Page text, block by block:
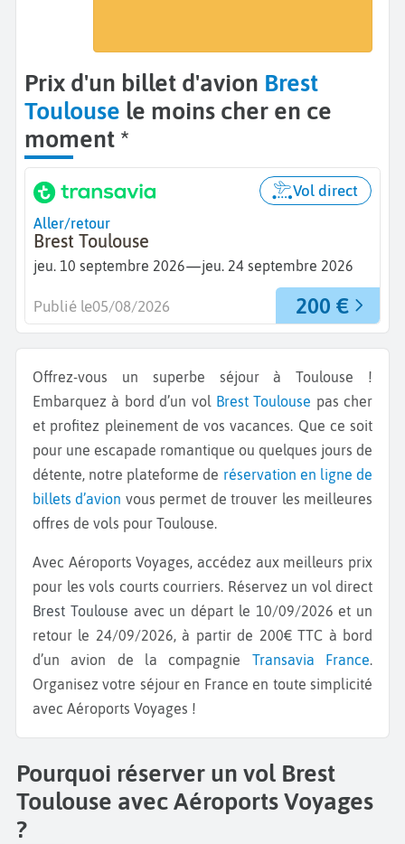
Prix d'un billet d'avion Brest
Toulouse le moins cher en ce
moment *
Aller/retour
Brest Toulouse
jeu. 10 septembre 2026—jeu. 24 septembre 2026
Vol direct
200 €
Publié le05/08/2026
Offrez-vous un superbe séjour à Toulouse !
Embarquez à bord d’un vol Brest Toulouse pas cher
et profitez pleinement de vos vacances. Que ce soit
pour une escapade romantique ou quelques jours de
détente, notre plateforme de réservation en ligne de
billets d’avion vous permet de trouver les meilleures
offres de vols pour Toulouse.
Avec Aéroports Voyages, accédez aux meilleurs prix
pour les vols courts courriers. Réservez un vol direct
Brest Toulouse avec un départ le 10/09/2026 et un
retour le 24/09/2026, à partir de 200€ TTC à bord
d’un avion de la compagnie Transavia France.
Organisez votre séjour en France en toute simplicité
avec Aéroports Voyages !
Pourquoi réserver un vol Brest
Toulouse avec Aéroports Voyages
?